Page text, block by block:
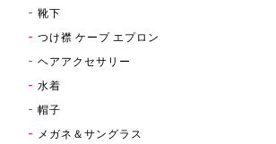
靴下
つけ襟 ケープ エプロン
ヘアアクセサリー
水着
帽子
メガネ＆サングラス